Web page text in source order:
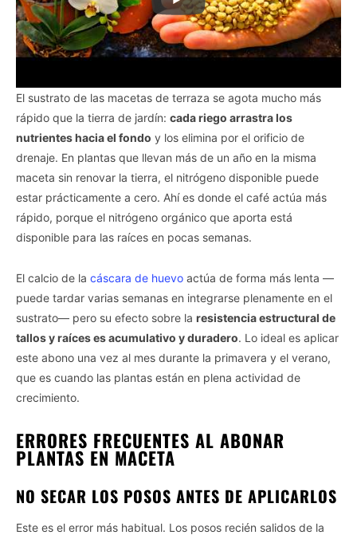
El sustrato de las macetas de terraza se agota mucho más
rápido que la tierra de jardín: cada riego arrastra los
nutrientes hacia el fondo y los elimina por el orificio de
drenaje. En plantas que llevan más de un año en la misma
maceta sin renovar la tierra, el nitrógeno disponible puede
estar prácticamente a cero. Ahí es donde el café actúa más
rápido, porque el nitrógeno orgánico que aporta está
disponible para las raíces en pocas semanas.
El calcio de la cáscara de huevo actúa de forma más lenta —
puede tardar varias semanas en integrarse plenamente en el
sustrato— pero su efecto sobre la resistencia estructural de
tallos y raíces es acumulativo y duradero. Lo ideal es aplicar
este abono una vez al mes durante la primavera y el verano,
que es cuando las plantas están en plena actividad de
crecimiento.
ERRORES FRECUENTES AL ABONAR
PLANTAS EN MACETA
NO SECAR LOS POSOS ANTES DE APLICARLOS
Este es el error más habitual. Los posos recién salidos de la